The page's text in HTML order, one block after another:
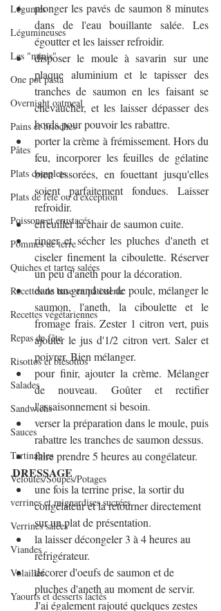
Légumes
Légumineuses
Les "minis"
One pot pasta
Overnight oatmeal
Pains et brioches
Pâtes
Plats complets
Plats de fête ou d'exception
Poissons et crustacés
Pommes de terre
Quiches et tartes salées
Recettes de base en pâtisserie
Recettes végétariennes
Repas de fête
Risottos et blésottos
Salades
Sandwichs
Sauces
Tartinables
Veloutés/Soupes/Potages
verrines et mignardises sucrées
Verrines salées
Viandes
Volailles
Yaourts et desserts lactés
plonger les pavés de saumon 8 minutes
dans de l'eau bouillante salée. Les
égoutter et les laisser refroidir.
disposer le moule à savarin sur une
plaque aluminium et le tapisser des
tranches de saumon en les faisant se
chevaucher, et les laisser dépasser des
bords pour pouvoir les rabattre.
porter la crème à frémissement. Hors du
feu, incorporer les feuilles de gélatine
bien essorées, en fouettant jusqu'elles
soient parfaitement fondues. Laisser
refroidir.
effeuiller la chair de saumon cuite.
rincer et sécher les pluches d'aneth et
ciseler finement la ciboulette. Réserver
un peu d'aneth pour la décoration.
dans un grand cul de poule, mélanger le
saumon, l'aneth, la ciboulette et le
fromage frais. Zester 1 citron vert, puis
ajouter le jus d'1/2 citron vert. Saler et
poivrer. Bien mélanger.
pour finir, ajouter la crème. Mélanger
de nouveau. Goûter et rectifier
l'assaisonnement si besoin.
verser la préparation dans le moule, puis
rabattre les tranches de saumon dessus.
faire prendre 5 heures au congélateur.
DRESSAGE
une fois la terrine prise, la sortir du
congélateur et la retourner directement
sur un plat de présentation.
la laisser décongeler 3 à 4 heures au
réfrigérateur.
décorer d'oeufs de saumon et de
pluches d'aneth au moment de servir.
J'ai également rajouté quelques zestes